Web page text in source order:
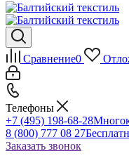
Сравнение0
Телефоны
+7 (495) 198-68-28
8 (800) 777 08 27
Заказать звонок